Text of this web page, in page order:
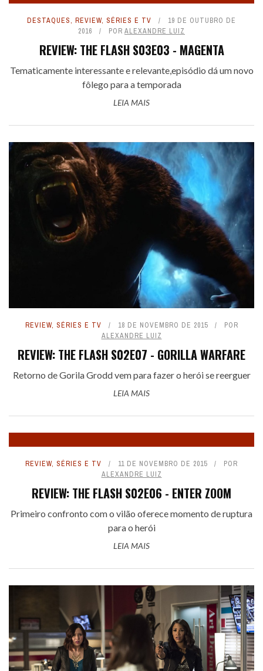
DESTAQUES, REVIEW, SÉRIES E TV
19 DE OUTUBRO DE
2016
POR ALEXANDRE LUIZ
REVIEW: THE FLASH S03E03 - MAGENTA
Tematicamente interessante e relevante,episódio dá um novo
fôlego para a temporada
LEIA MAIS
REVIEW, SÉRIES E TV 18 DE NOVEMBRO DE 2015
POR
ALEXANDRE LUIZ
REVIEW: THE FLASH S02E07 - GORILLA WARFARE
Retorno de Gorila Grodd vem para fazer o herói se reerguer
LEIA MAIS
REVIEW, SÉRIES E TV 11 DE NOVEMBRO DE 2015
POR
ALEXANDRE LUIZ
REVIEW: THE FLASH S02E06 - ENTER ZOOM
Primeiro confronto com o vilão oferece momento de ruptura
para o herói
LEIA MAIS